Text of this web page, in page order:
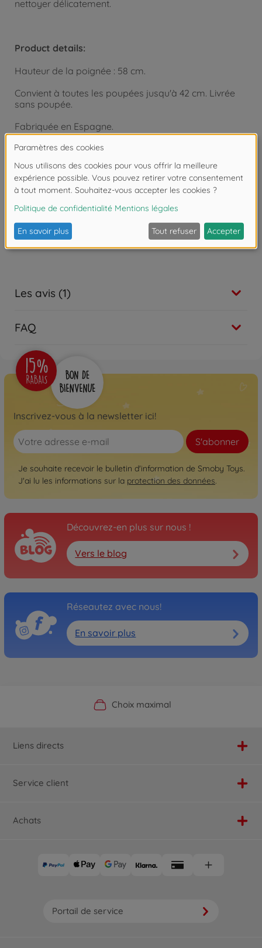
nettoyer délicatement.
Product details:
Hauteur de la poignée : 58 cm.
Convient à toutes les poupées jusqu'à 42 cm. Livrée
sans poupée.
Fabriquée en Espagne.
Dimensions : 57 x 38 x 58 cm.
À partir de 18 mois.
Les avis (1)
FAQ
Inscrivez-vous à la newsletter ici!
S'abonner
Je souhaite recevoir le bulletin d'information de Smoby Toys.
J'ai lu les informations sur la protection des données.
Découvrez-en plus sur nous !
Vers le blog
Réseautez avec nous!
En savoir plus
Boutique officielle du fabricant
Choix maximal
Service personnalisé
Livraison rapide
Liens directs
Service client
Achats
Portail de service